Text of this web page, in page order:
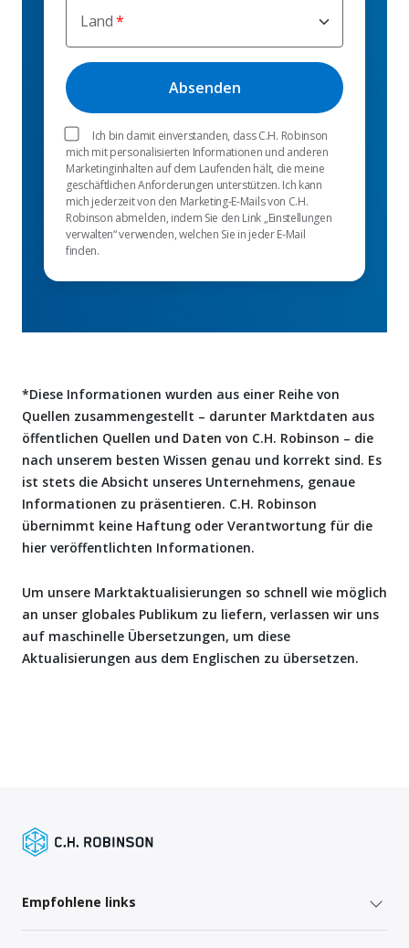
Land
Ich bin damit einverstanden, dass C.H. Robinson
mich mit personalisierten Informationen und anderen
Marketinginhalten auf dem Laufenden hält, die meine
geschäftlichen Anforderungen unterstützen. Ich kann
mich jederzeit von den Marketing-E-Mails von C.H.
Robinson abmelden, indem Sie den Link „Einstellungen
verwalten“ verwenden, welchen Sie in jeder E-Mail
finden.
*Diese Informationen wurden aus einer Reihe von
Quellen zusammengestellt – darunter Marktdaten aus
öffentlichen Quellen und Daten von C.H. Robinson – die
nach unserem besten Wissen genau und korrekt sind. Es
ist stets die Absicht unseres Unternehmens, genaue
Informationen zu präsentieren. C.H. Robinson
übernimmt keine Haftung oder Verantwortung für die
hier veröffentlichten Informationen.
Um unsere Marktaktualisierungen so schnell wie möglich
an unser globales Publikum zu liefern, verlassen wir uns
auf maschinelle Übersetzungen, um diese
Aktualisierungen aus dem Englischen zu übersetzen.
Empfohlene links